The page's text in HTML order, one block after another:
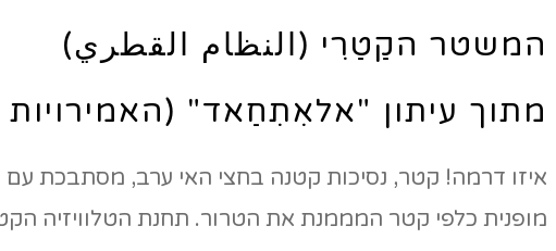
המשטר הקַטַרִי (النظام القطري)
מתוך עיתון "אלאִתִחַאד"
איזו דרמה! קטר, נסיכות קטנה בחצי האי ערב, מסתבכת עם
מופנית כלפי קטר המממנת את הטרור. תחנת הטלוויזיה